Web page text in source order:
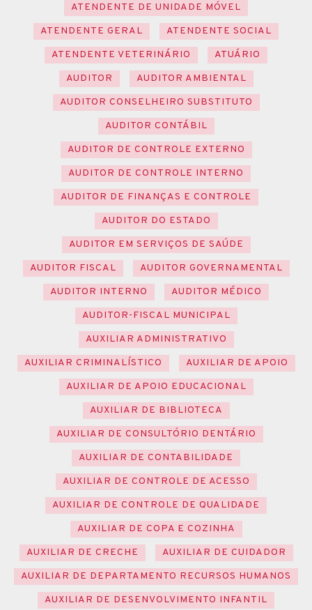
ATENDENTE DE UNIDADE MÓVEL
ATENDENTE GERAL
ATENDENTE SOCIAL
ATENDENTE VETERINÁRIO
ATUÁRIO
AUDITOR
AUDITOR AMBIENTAL
AUDITOR CONSELHEIRO SUBSTITUTO
AUDITOR CONTÁBIL
AUDITOR DE CONTROLE EXTERNO
AUDITOR DE CONTROLE INTERNO
AUDITOR DE FINANÇAS E CONTROLE
AUDITOR DO ESTADO
AUDITOR EM SERVIÇOS DE SAÚDE
AUDITOR FISCAL
AUDITOR GOVERNAMENTAL
AUDITOR INTERNO
AUDITOR MÉDICO
AUDITOR-FISCAL MUNICIPAL
AUXILIAR ADMINISTRATIVO
AUXILIAR CRIMINALÍSTICO
AUXILIAR DE APOIO
AUXILIAR DE APOIO EDUCACIONAL
AUXILIAR DE BIBLIOTECA
AUXILIAR DE CONSULTÓRIO DENTÁRIO
AUXILIAR DE CONTABILIDADE
AUXILIAR DE CONTROLE DE ACESSO
AUXILIAR DE CONTROLE DE QUALIDADE
AUXILIAR DE COPA E COZINHA
AUXILIAR DE CRECHE
AUXILIAR DE CUIDADOR
AUXILIAR DE DEPARTAMENTO RECURSOS HUMANOS
AUXILIAR DE DESENVOLVIMENTO INFANTIL